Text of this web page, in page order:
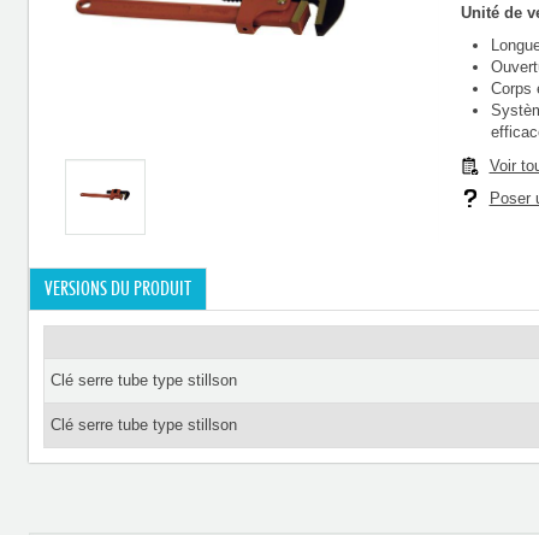
Unité de
Corps
Voir
Poser
VERSIONS DU PRODUIT
Clé serre tube type stillson
Clé serre tube type stillson